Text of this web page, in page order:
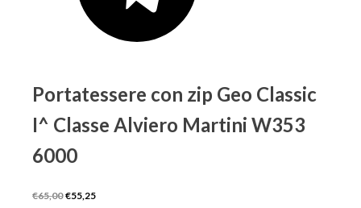
Portatessere con zip Geo Classic
I^ Classe Alviero Martini W353
6000
€65,00 Il
€55,25Il